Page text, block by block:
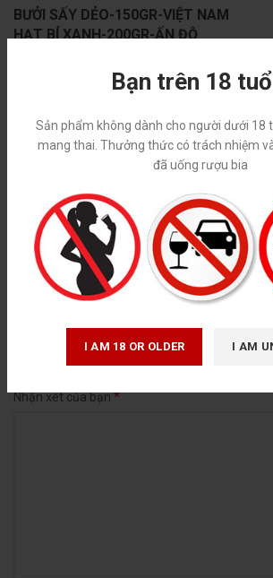
Bạn trên 18
Sản phẩm không dành cho người dưới 18
mang thai. Thưởng thức có trách nhiệm
đã uống rượu bia
I AM 18 OR OLDER I AM
BƯỞI SẤY DẺO-150GR-VIỆT NAM
HẠT BÍ XANH-200GR-ẤN ĐỘ
TRÀ SEN CẦU ĐẤT-100GR-VIỆT NAM
RƯỢU VANG AUTUNO CABERNET-
Chưa có đánh giá nào.
HÃY LÀ NGƯỜI ĐẦU TIÊN NHẬN XÉT “HỘP
Email của bạn sẽ không được hiển thị công khai.
Nhận xét của bạn*